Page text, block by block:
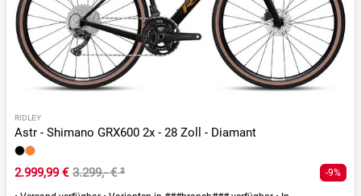
RIDLEY
Astr - Shimano GRX600 2x - 28 Zoll - Diamant
2.999,99 € 3.299,- €² -9%